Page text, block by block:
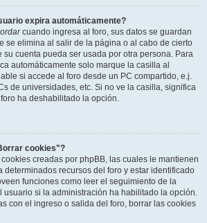
expira automáticamente?
cuando ingresa al foro, sus datos se guardan
se elimina al salir de la página o al cabo de cierto
su cuenta pueda ser usada por otra persona. Para
automáticamente solo marque la casilla al
si accede al foro desde un PC compartido, e.j.
de universidades, etc. Si no ve la casilla, significa
ha deshabilitado la opción.
cookies"?
creadas por phpBB, las cuales le mantienen
determinados recursos del foro y estar identificado
funciones como leer el seguimiento de la
usuario si la administración ha habilitado la opción.
con el ingreso o salida del foro, borrar las cookies